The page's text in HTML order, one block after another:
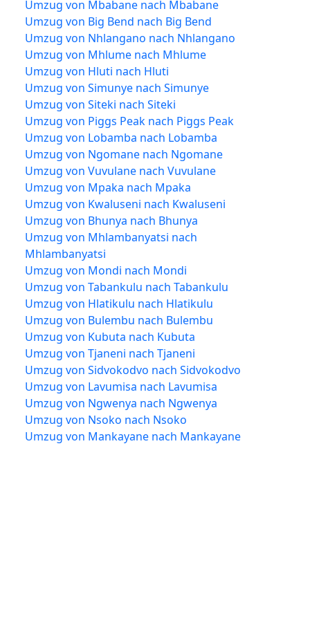
Umzug von Mbabane nach Mbabane
Umzug von Big Bend nach Big Bend
Umzug von Nhlangano nach Nhlangano
Umzug von Mhlume nach Mhlume
Umzug von Hluti nach Hluti
Umzug von Simunye nach Simunye
Umzug von Siteki nach Siteki
Umzug von Piggs Peak nach Piggs Peak
Umzug von Lobamba nach Lobamba
Umzug von Ngomane nach Ngomane
Umzug von Vuvulane nach Vuvulane
Umzug von Mpaka nach Mpaka
Umzug von Kwaluseni nach Kwaluseni
Umzug von Bhunya nach Bhunya
Umzug von Mhlambanyatsi nach
Mhlambanyatsi
Umzug von Mondi nach Mondi
Umzug von Tabankulu nach Tabankulu
Umzug von Hlatikulu nach Hlatikulu
Umzug von Bulembu nach Bulembu
Umzug von Kubuta nach Kubuta
Umzug von Tjaneni nach Tjaneni
Umzug von Sidvokodvo nach Sidvokodvo
Umzug von Lavumisa nach Lavumisa
Umzug von Ngwenya nach Ngwenya
Umzug von Nsoko nach Nsoko
Umzug von Mankayane nach Mankayane